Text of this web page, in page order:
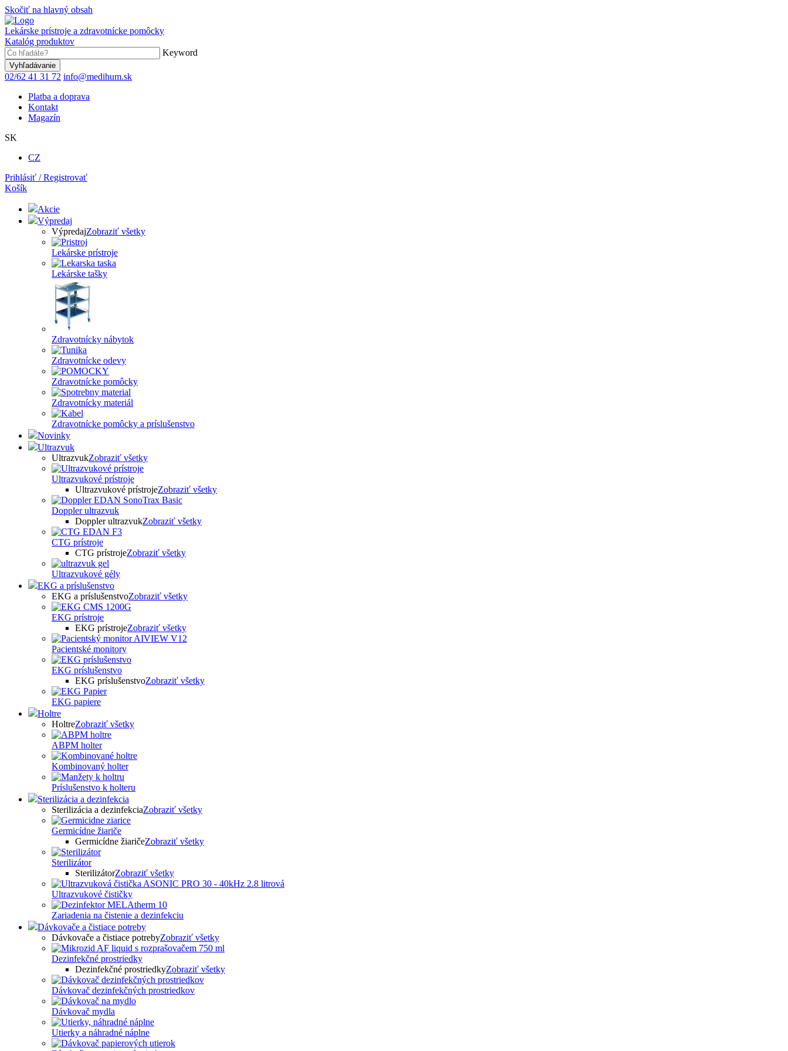
Skočiť na hlavný obsah
Lekárske prístroje a zdravotnícke pomôcky
Katalóg produktov
Keyword
02/62 41 31 72 info@medihum.sk
Platba a doprava
Kontakt
Magazín
SK
CZ
Prihlásiť / Registrovať
Košík
Akcie
Výpredaj
VýpredajZobraziť všetky
Lekárske prístroje
Lekárske tašky
Zdravotnícky nábytok
Zdravotnícke odevy
Zdravotnícke pomôcky
Zdravotnícky materiál
Zdravotnícke pomôcky a príslušenstvo
Novinky
Ultrazvuk
UltrazvukZobraziť všetky
Ultrazvukové prístroje
Ultrazvukové prístrojeZobraziť všetky
Doppler ultrazvuk
Doppler ultrazvukZobraziť všetky
CTG prístroje
CTG prístrojeZobraziť všetky
Ultrazvukové gély
EKG a príslušenstvo
EKG a príslušenstvoZobraziť všetky
EKG prístroje
EKG prístrojeZobraziť všetky
Pacientské monitory
EKG príslušenstvo
EKG príslušenstvoZobraziť všetky
EKG papiere
Holtre
HoltreZobraziť všetky
ABPM holter
Kombinovaný holter
Príslušenstvo k holteru
Sterilizácia a dezinfekcia
Sterilizácia a dezinfekciaZobraziť všetky
Germicídne žiariče
Germicídne žiaričeZobraziť všetky
Sterilizátor
SterilizátorZobraziť všetky
Ultrazvukové čističky
Zariadenia na čistenie a dezinfekciu
Dávkovače a čistiace potreby
Dávkovače a čistiace potrebyZobraziť všetky
Dezinfekčné prostriedky
Dezinfekčné prostriedkyZobraziť všetky
Dávkovač dezinfekčných prostriedkov
Dávkovač mydla
Utierky a náhradné náplne